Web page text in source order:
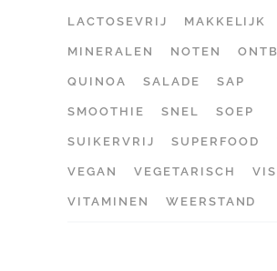
LACTOSEVRIJ MAKKELIJK
MINERALEN NOTEN
QUINOA SALADE SAP
SMOOTHIE SNEL SOEP
SUIKERVRIJ SUPERFOOD
VEGAN VEGETARISCH VIS
VITAMINEN WEERSTAND